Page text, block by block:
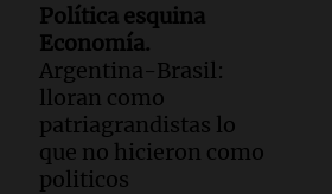
Política esquina
Economía.
Argentina-Brasil:
lloran como
patriagrandistas lo
que no hicieron como
politicos